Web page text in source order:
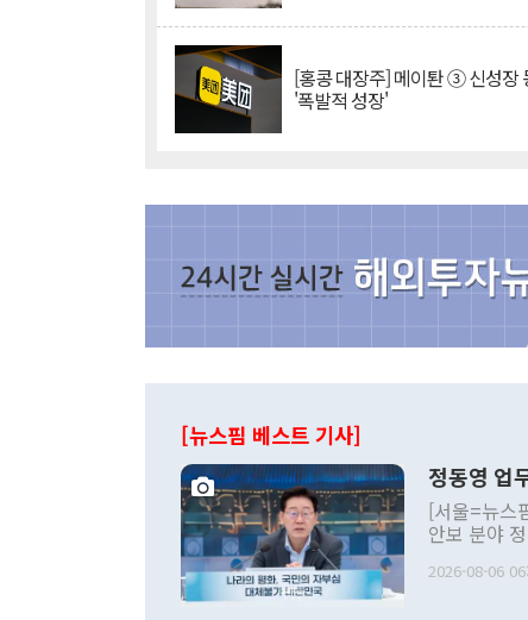
[홍콩 대장주] 메이퇀 ③ 신성장
'폭발적 성장'
[뉴스핌 베스트 기사]
정동영 업
[서울=뉴스
안보 분야
발언 중에는
2026-08-06